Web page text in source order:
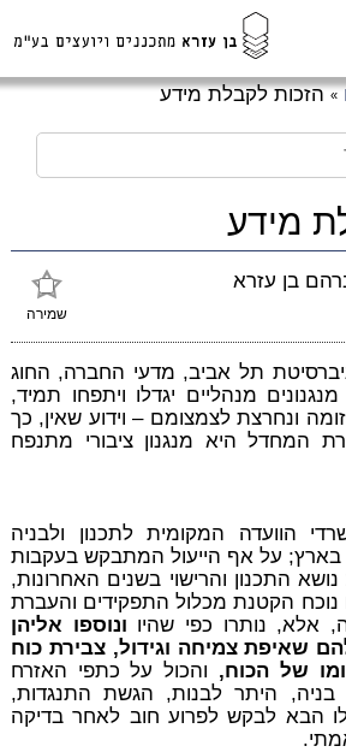
» הזכות לקבלת מידע
מידע
שמירה
בן עזרא
תל אביב, מדעי החברה, החוג
מנגנונים מנהליים יגדלו ויתפחו תמיד,
ונחרצת לצמצומם – וידוע שאין, כך
המחדל היא מנגנון ציבורי מתנפח
הוועדה המקומית לתכנון ולבניה
בארץ; על אף הייעול המתבקש בעקבות
התכנון והרישוי בשנים האחרונות,
נוכח הקטנת מכלול התפקידים והעברת
אלא, נותרו כפי שהיו ונוספו אליהן
שאיפת צמיחה וגידול, צבירת כוח
של הכוח, והכול על כתפי האזרח
בניה, היתר לבנות, הגשת התנגדות,
הבא לבקש לפרוע חוב לאחר בדיקה